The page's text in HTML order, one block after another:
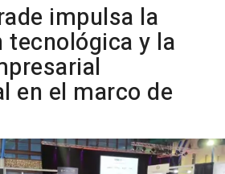
impulsa la
tecnológica y la
en el marco de